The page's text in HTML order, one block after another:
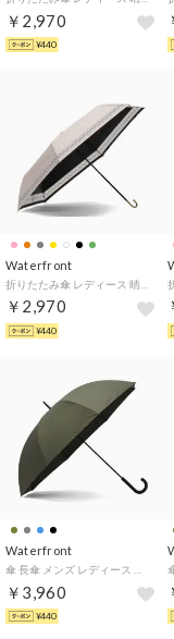
￥2,970
¥440
Waterfront
￥2,970
¥440
Waterfront
￥3,960
¥440